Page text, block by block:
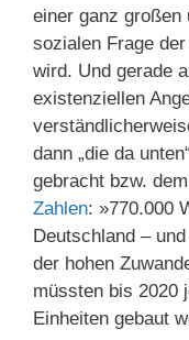
einer ganz großen
sozialen Frage
wird. Und gerade
existenziellen
dann „die da
gebracht bzw.
Zahlen: »770.000
Deutschland –
der hohen
müssten bis 2020
Einheiten gebaut